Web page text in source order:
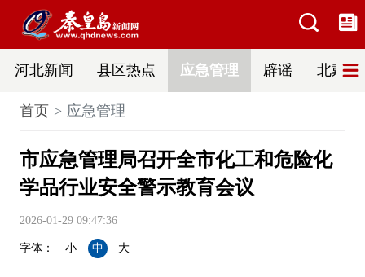
河北新闻 县区热点 应急管理 辟谣 北戴河
首页 应急管理
市应急管理局召开全市化工和危险化
学品行业安全警示教育会议
2026-01-29 09:47:36
字体： 小 中 大